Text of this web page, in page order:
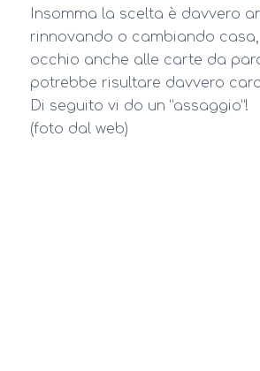
Insomma la scelta è davvero
rinnovando o cambiando
occhio anche alle carte da
potrebbe risultare davvero
Di seguito vi do un “assaggio”!
(foto dal web)